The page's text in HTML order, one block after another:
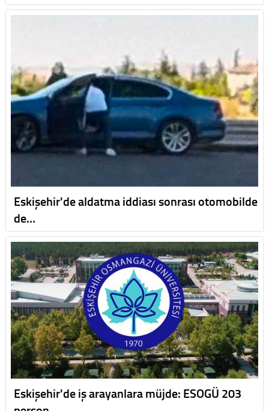
Eskişehir'de aldatma iddiası sonrası otomobilde
de…
Eskişehir'de iş arayanlara müjde: ESOGÜ 203